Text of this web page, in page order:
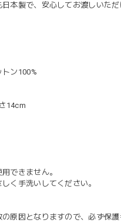
本製で、安心してお渡しいただ
ン100%
14cm
できません。
く手洗いしてください。
の原因となりますので、必ず保